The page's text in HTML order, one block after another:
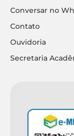
Conversar no
Contato
Ouvidoria
Secretaria